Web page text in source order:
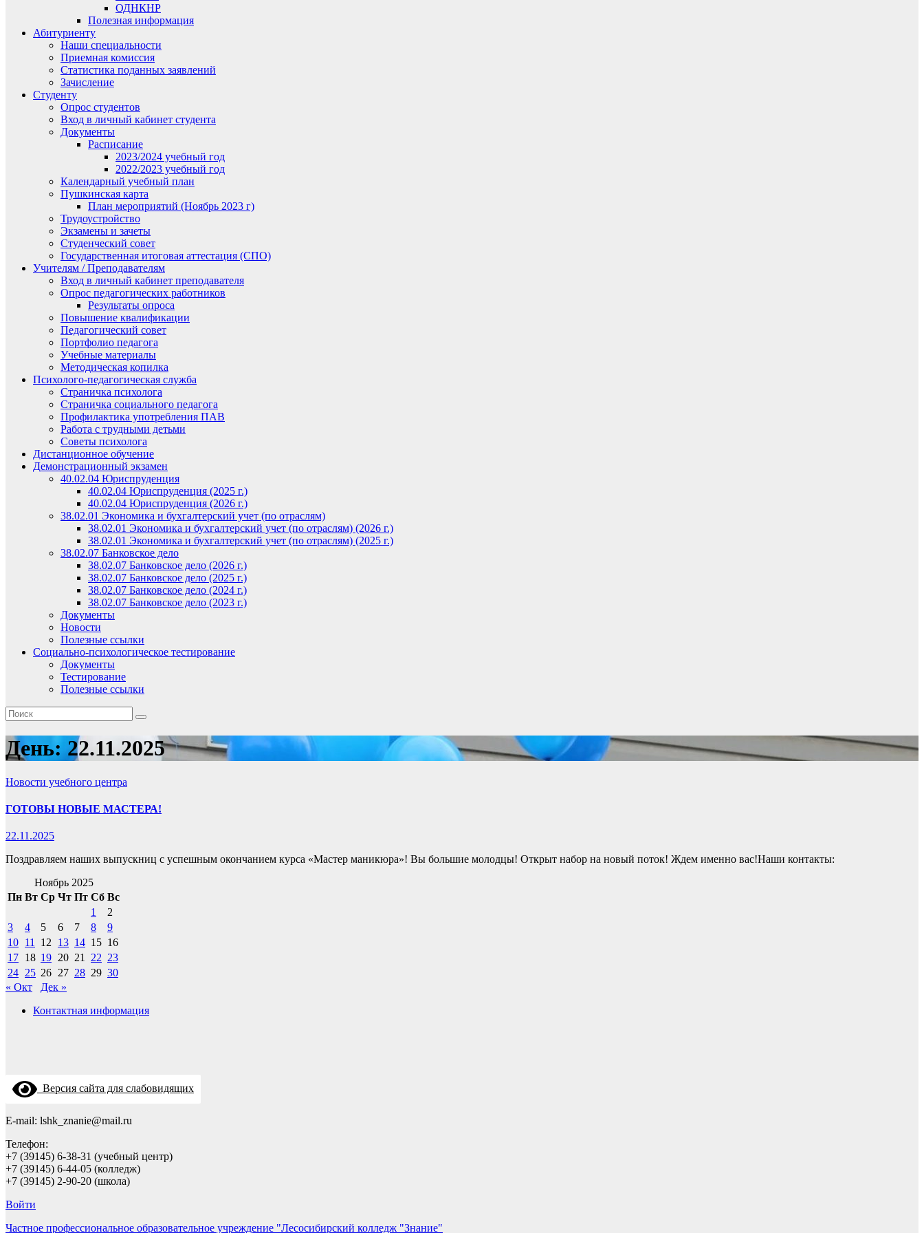
ОДНКНР
Полезная информация
Абитуриенту
Наши специальности
Приемная комиссия
Статистика поданных заявлений
Зачисление
Студенту
Опрос студентов
Вход в личный кабинет студента
Документы
Расписание
2023/2024 учебный год
2022/2023 учебный год
Календарный учебный план
Пушкинская карта
План мероприятий (Ноябрь 2023 г)
Трудоустройство
Экзамены и зачеты
Студенческий совет
Государственная итоговая аттестация (СПО)
Учителям / Преподавателям
Вход в личный кабинет преподавателя
Опрос педагогических работников
Результаты опроса
Повышение квалификации
Педагогический совет
Портфолио педагога
Учебные материалы
Методическая копилка
Психолого-педагогическая служба
Страничка психолога
Страничка социального педагога
Профилактика употребления ПАВ
Работа с трудными детьми
Советы психолога
Дистанционное обучение
Демонстрационный экзамен
40.02.04 Юриспруденция
40.02.04 Юриспруденция (2025 г.)
40.02.04 Юриспруденция (2026 г.)
38.02.01 Экономика и бухгалтерский учет (по отраслям)
38.02.01 Экономика и бухгалтерский учет (по отраслям) (2026 г.)
38.02.01 Экономика и бухгалтерский учет (по отраслям) (2025 г.)
38.02.07 Банковское дело
38.02.07 Банковское дело (2026 г.)
38.02.07 Банковское дело (2025 г.)
38.02.07 Банковское дело (2024 г.)
38.02.07 Банковское дело (2023 г.)
Документы
Новости
Полезные ссылки
Социально-психологическое тестирование
Документы
Тестирование
Полезные ссылки
День:22.11.2025
Новости учебного центра
ГОТОВЫ НОВЫЕ МАСТЕРА!
22.11.2025
Поздравляем наших выпускниц с успешным окончанием курса «Мастер маникюра»! Вы большие молодцы! Открыт набор на новый поток! Ждем именно вас!Наши контакты:
Ноябрь 2025
Пн Вт Ср Чт Пт Сб Вс
1
2
3
4 5 6 7 8
9
10 11 12 13 14 15 16
17 18 19 20 21 22 23
24 25 26 27 28 29 30
« Окт
Дек »
Контактная информация
Версия сайта для слабовидящих
E-mail: lshk_znanie@mail.ru
Телефон:
+7 (39145) 6-38-31 (учебный центр)
+7 (39145) 6-44-05 (колледж)
+7 (39145) 2-90-20 (школа)
Войти
Частное профессиональное образовательное учреждение "Лесосибирский колледж "Знание"